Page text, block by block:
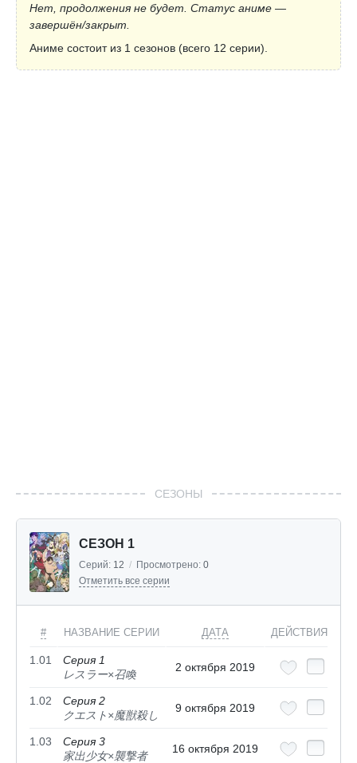
Нет, продолжения не будет. Статус аниме —
завершён/закрыт.
Аниме состоит из 1 сезонов (всего 12 серии).
СЕЗОНЫ
СЕЗОН 1
Серий: 12 / Просмотрено: 0
Отметить все серии
# НАЗВАНИЕ СЕРИИ ДАТА ДЕЙСТВИЯ
1.01
Серия 1
レスラー×召喚
2 октября 2019
1.02
Серия 2
クエスト×魔獣殺し
9 октября 2019
1.03
Серия 3
家出少女×襲撃者
16 октября 2019